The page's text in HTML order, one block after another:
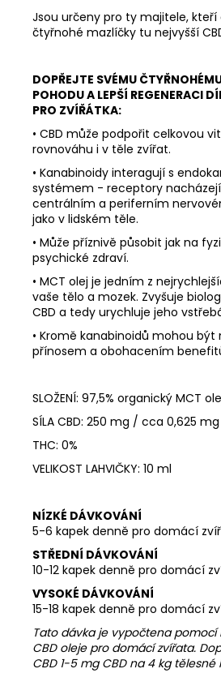
Jsou určeny pro ty majitele,
čtyřnohé mazlíčky tu nejvyšší
DOPŘEJTE SVÉMU
POHODU A LEPŠÍ REGENERACI
PRO ZVÍŘÁTKA:
• CBD může podpořit celkovou
rovnováhu i v těle zvířat.
• Kanabinoidy interagují s
systémem - receptory
centrálním a periferním
jako v lidském těle.
• Může příznivě působit jak na
psychické zdraví.
• MCT olej je jedním z
vaše tělo a mozek. Zvyšuje
CBD a tedy urychluje jeho
• Kromě kanabinoidů mohou být
přínosem a obohacením
SLOŽENÍ: 97,5% organický MCT
SÍLA CBD: 250 mg / cca 0,625
THC: 0%
VELIKOST LAHVIČKY: 10 ml
NÍZKÉ DÁVKOVÁNÍ
5-6 kapek denně pro domácí
STŘEDNÍ DÁVKOVÁNÍ
10-12 kapek denně pro domácí
VYSOKÉ DÁVKOVÁNÍ
15-18 kapek denně pro domácí
Tato dávka je vypočtena
CBD oleje pro domácí zvířata.
CBD 1-5 mg CBD na 4 kg